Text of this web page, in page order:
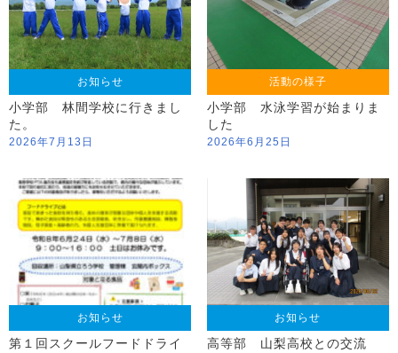
お知らせ
小学部 林間学校に行きまし
た。
2026年7月13日
活動の様子
小学部 水泳学習が始まりま
した
2026年6月25日
お知らせ
第１回スクールフードドライ
お知らせ
高等部 山梨高校との交流